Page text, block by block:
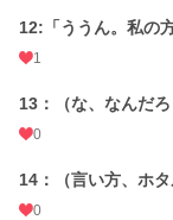
12:「ううん。私の
1
13：（な、なんだ
0
14：（言い方、ホタ
0